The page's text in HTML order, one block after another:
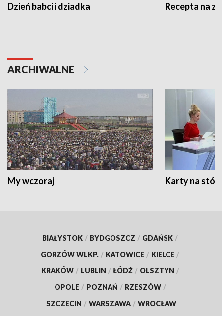
Dzień babci i dziadka Recepta na
ARCHIWALNE
My wczoraj Karty na
BIAŁYSTOK / BYDGOSZCZ / GDAŃSK /
GORZÓW WLKP. / KATOWICE / KIELCE /
KRAKÓW / LUBLIN / ŁÓDŹ / OLSZTYN /
OPOLE / POZNAŃ / RZESZÓW /
SZCZECIN / WARSZAWA / WROCŁAW